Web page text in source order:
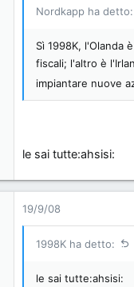
Nordkapp ha detto:
Sì 1998K, l'Olanda
fiscali; l'altro è
impiantare nuove
le sai tutte:ahsisi:
19/9/08
1998K ha detto:
le sai tutte:ahsisi: